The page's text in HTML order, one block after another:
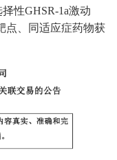
性GHSR-1a激动
点、同适应症药物获